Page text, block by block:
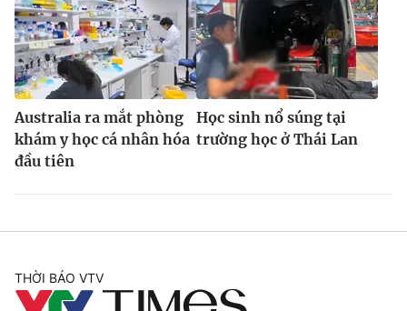
Australia ra mắt phòng
khám y học cá nhân hóa
đầu tiên
Học sinh nổ súng tại
trường học ở Thái Lan
THỜI BÁO VTV